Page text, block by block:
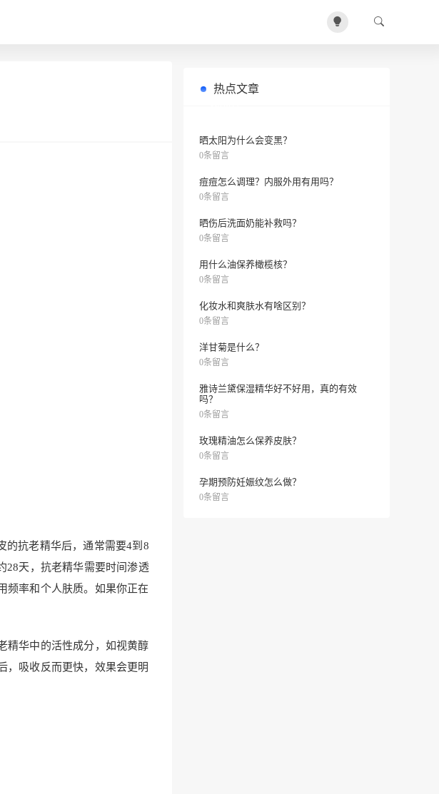
的抗老精华后，通常需要4到8
28天，抗老精华需要时间渗透
频率和个人肤质。如果你正在
精华中的活性成分，如视黄醇
，吸收反而更快，效果会更明
热点文章
晒太阳为什么会变黑？
0条留言
痘痘怎么调理？内服外用有用吗？
0条留言
晒伤后洗面奶能补救吗？
0条留言
用什么油保养橄榄核？
0条留言
化妆水和爽肤水有啥区别？
0条留言
洋甘菊是什么？
0条留言
雅诗兰黛保湿精华好不好用，真的有效
吗？
0条留言
玫瑰精油怎么保养皮肤？
0条留言
孕期预防妊娠纹怎么做？
0条留言